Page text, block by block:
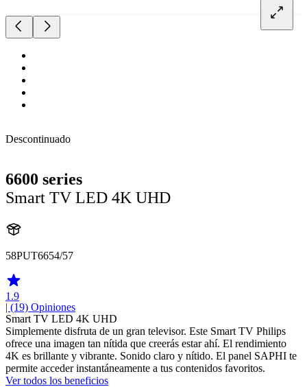
Descontinuado
6600 series
Smart TV LED 4K UHD
58PUT6654/57
1.9
| (19) Opiniones
Smart TV LED 4K UHD
Simplemente disfruta de un gran televisor. Este Smart TV Philips
ofrece una imagen tan nítida que creerás estar ahí. El rendimiento
4K es brillante y vibrante. Sonido claro y nítido. El panel SAPHI te
permite acceder instantáneamente a tus contenidos favoritos.
Ver todos los beneficios